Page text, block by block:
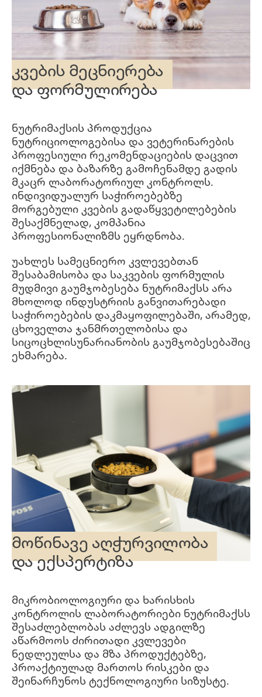
კვების მეცნიერება
და ფორმულირება
ნუტრიმაქსის პროდუქცია
ნუტრიციოლოგებისა და ვეტერინარების
პროფესიული რეკომენდაციების დაცვით
იქმნება და ბაზარზე გამოჩენამდე გადის
მკაცრ ლაბორატორიულ კონტროლს.
ინდივიდუალურ საჭიროებებზე
მორგებული კვების გადაწყვეტილებების
შესაქმნელად, კომპანია
პროფესიონალიზმს ეყრდნობა.
უახლეს სამეცნიერო კვლევებთან
შესაბამისობა და საკვების ფორმულის
მუდმივი გაუმჯობესება ნუტრიმაქსს არა
მხოლოდ ინდუსტრიის განვითარებადი
საჭიროებების დაკმაყოფილებაში, არამედ,
ცხოველთა ჯანმრთელობისა და
სიცოცხლისუნარიანობის გაუმჯობესებაშიც
ეხმარება.
მოწინავე აღჭურვილობა
და ექსპერტიზა
მიკრობიოლოგიური და ხარისხის
კონტროლის ლაბორატორიები ნუტრიმაქსს
შესაძლებლობას აძლევს ადგილზე
აწარმოოს ძირითადი კვლევები
ნედლეულსა და მზა პროდუქტებზე,
პროაქტიულად მართოს რისკები და
შეინარჩუნოს ტექნოლოგიური სიზუსტე.